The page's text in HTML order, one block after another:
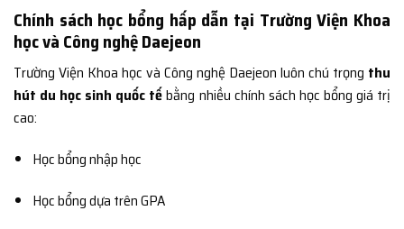
Chính sách học bổng hấp dẫn tại Trường Viện Khoa
học và Công nghệ Daejeon
Trường Viện Khoa học và Công nghệ Daejeon luôn chú trọng thu
hút du học sinh quốc tếbằng nhiều chính sách học bổng giá trị
cao:
Học bổng nhập học
Học bổng dựa trên GPA